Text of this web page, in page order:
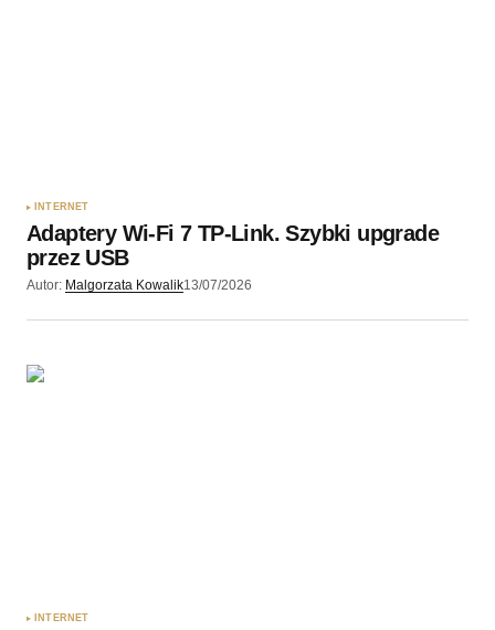
INTERNET
Adaptery Wi-Fi 7 TP-Link. Szybki upgrade
przez USB
Autor: Malgorzata Kowalik13/07/2026
INTERNET